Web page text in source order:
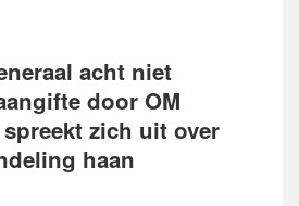
acht niet
door OM
zich uit over
haan